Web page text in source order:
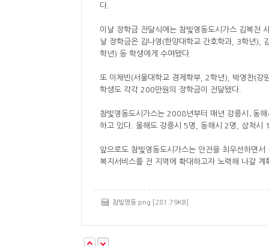
다
이날 장학금 전달식에는 참빛영동도시가스 김복천
날 장학금은 김나영 (한양대학교 간호학과 , 3학년),
학년) 등 학생에게 수여됐다
또 이채빈 (서울대학교 경제학부 , 2학년), 박영찬(강
학생도 각각 200만원의 장학금이 전달됐다
참빛영동도시가스는 2008년부터 매년 강릉시 ․ 동해
하고 있다
올해도 강릉시 5명 동해시 2 명 삼척시
앞으로도 참빛영동도시가스는 안전을 최우선하면
복지서비스를 전 지역에 확대하고자 노력해 나갈 계
참빛영동.png [281.79KB]